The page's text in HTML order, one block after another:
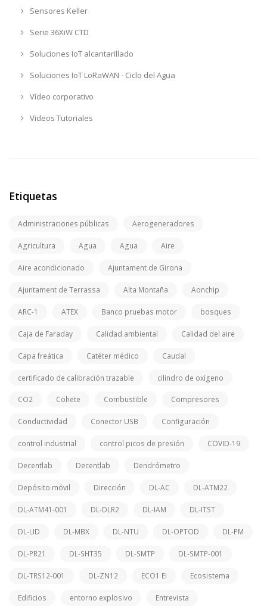
Sensores Keller
Serie 36XiW CTD
Soluciones IoT alcantarillado
Soluciones IoT LoRaWAN - Ciclo del Agua
Vídeo corporativo
Videos Tutoriales
Etiquetas
Administraciones públicas Aerogeneradores
Agricultura Agua Agua Aire
Aire acondicionado Ajuntament de Girona
Ajuntament de Terrassa Alta Montaña Aonchip
ARC-1 ATEX Banco pruebas motor bosques
Caja de Faraday Calidad ambiental Calidad del aire
Capa freática Catéter médico Caudal
certificado de calibración trazable cilindro de oxígeno
CO2 Cohete Combustible Compresores
Conductividad Conector USB Configuración
control industrial control picos de presión COVID-19
Decentlab Decentlab Dendrómetro
Depósito móvil Dirección DL-AC DL-ATM22
DL-ATM41-001 DL-DLR2 DL-IAM DL-ITST
DL-LID DL-MBX DL-NTU DL-OPTOD DL-PM
DL-PR21 DL-SHT35 DL-SMTP DL-SMTP-001
DL-TRS12-001 DL-ZN12 ECO1 Ei Ecosistema
Edificios entorno explosivo Entrevista